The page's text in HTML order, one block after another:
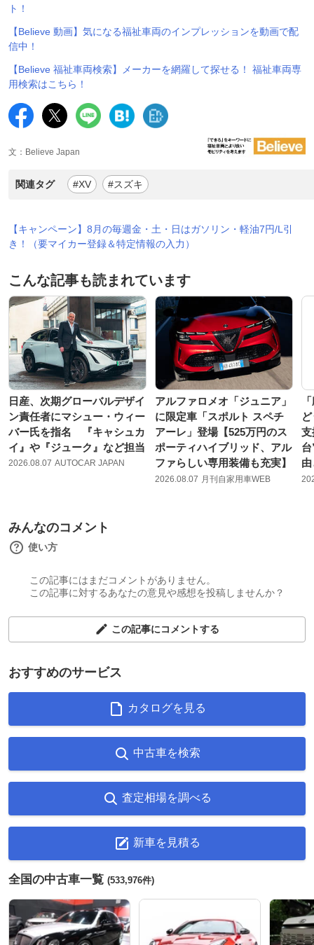
ト！
【Believe 動画】気になる福祉車両のインプレッションを動画で配
信中！
【Believe 福祉車両検索】メーカーを網羅して探せる！ 福祉車両専
用検索はこちら！
文：Believe Japan
関連タグ #XV #スズキ
【キャンペーン】8月の毎週金・土・日はガソリン・軽油7円/L引
き！（要マイカー登録＆特定情報の入力）
こんな記事も読まれています
日産、次期グローバルデザイ
ン責任者にマシュー・ウィー
バー氏を指名 『キャシュカ
イ』や『ジューク』など担当
2026.08.07 AUTOCAR JAPAN
アルファロメオ「ジュニア」
に限定車「スポルト スペチ
アーレ」登場【525万円のス
ポーティハイブリッド、アル
ファらしい専用装備も充実】
2026.08.07 月刊自家用車WEB
支
みんなのコメント
使い方
この記事にはまだコメントがありません。
この記事に対するあなたの意見や感想を投稿しませんか？
この記事にコメントする
おすすめのサービス
カタログを見る
中古車を検索
査定相場を調べる
新車を見積る
全国の中古車一覧 (533,976件)